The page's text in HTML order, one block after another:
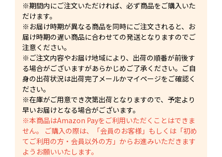
※期間内にご注文いただければ、必ず商品をご購入いた
だけます。
※お届け時期が異なる商品を同時にご注文されると、お
届け時期の遅い商品に合わせての発送となりますのでご
注意ください。
※ご注文内容やお届け地域により、出荷の順番が前後す
る場合がございますがあらかじめご了承ください。ご自
身の出荷状況は出荷完了メールかマイページをご確認く
ださい。
※在庫がご用意でき次第出荷となりますので、予定より
早いお届けとなる場合がございます。
※本商品はAmazon Payをご利用いただくことはできま
せん。 ご購入の際は、「会員のお客様」もしくは「初め
てご利用の方・会員以外の方」からお進みいただきます
ようお願いいたします。